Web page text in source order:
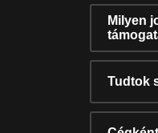
Milyen
Tudtok